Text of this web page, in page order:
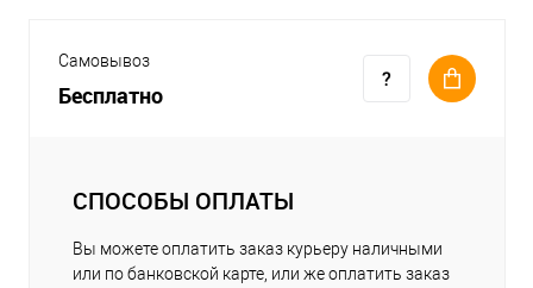
Самовывоз
Бесплатно
СПОСОБЫ ОПЛАТЫ
Вы можете оплатить заказ курьеру наличными
или по банковской карте, или же оплатить заказ